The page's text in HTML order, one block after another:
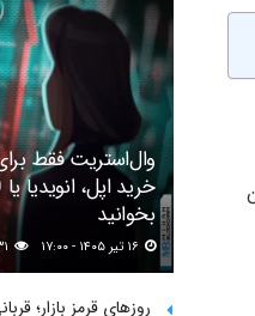
وال‌استریت فقط
بخوانید
روزهای قرمز بازار؛